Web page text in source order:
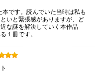
です。読んでいた当時は私も
いと緊張感がありますが、ど
な謎を解決していく本作品
１冊です。